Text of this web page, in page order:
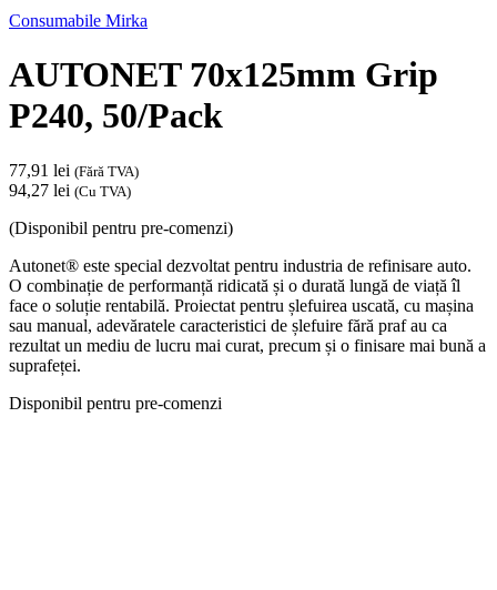
Consumabile Mirka
AUTONET 70x125mm Grip
P240, 50/Pack
77,91 lei (Fără TVA)
94,27 lei (Cu TVA)
(Disponibil pentru pre-comenzi)
Autonet® este special dezvoltat pentru industria de refinisare auto.
O combinație de performanță ridicată și o durată lungă de viață îl
face o soluție rentabilă. Proiectat pentru șlefuirea uscată, cu mașina
sau manual, adevăratele caracteristici de șlefuire fără praf au ca
rezultat un mediu de lucru mai curat, precum și o finisare mai bună a
suprafeței.
Disponibil pentru pre-comenzi